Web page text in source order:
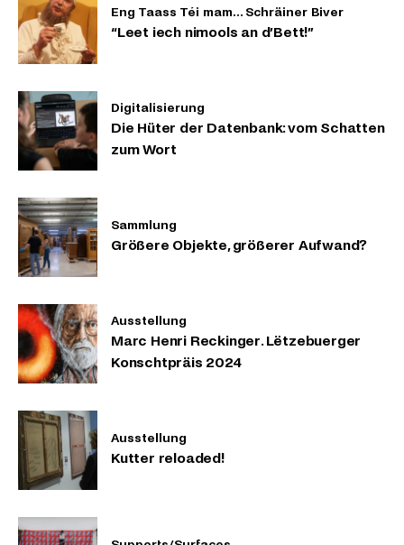
“Leet iech nimools an d’Bett!”
Eng Taass Téi mam… Schräiner Biver
Die Hüter der Datenbank: vom Schatten
zum Wort
Digitalisierung
Größere Objekte, größerer Aufwand?
Sammlung
Marc Henri Reckinger. Lëtzebuerger
Konschtpräis 2024
Ausstellung
Kutter reloaded!
Ausstellung